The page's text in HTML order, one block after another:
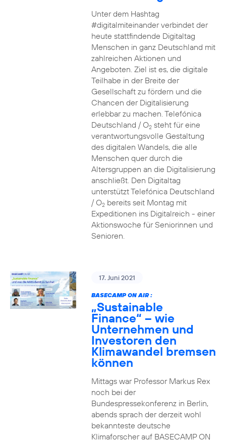
Unter dem Hashtag
#digitalmiteinander verbindet der
heute stattfindende Digitaltag
Menschen in ganz Deutschland mit
zahlreichen Aktionen und
Angeboten. Ziel ist es, die digitale
Teilhabe in der Breite der
Gesellschaft zu fördern und die
Chancen der Digitalisierung
erlebbar zu machen. Telefónica
Deutschland / O2steht für eine
verantwortungsvolle Gestaltung
des digitalen Wandels, die alle
Menschen quer durch die
Altersgruppen an die Digitalisierung
anschließt. Den Digitaltag
unterstützt Telefónica Deutschland
/ O2bereits seit Montag mit
Expeditionen ins Digitalreich - einer
Aktionswoche für Seniorinnen und
Senioren.
17. Juni 2021
BASECAMP ON AIR :
„Sustainable
Finance“ – wie
Unternehmen und
Investoren den
Klimawandel bremsen
können
Mittags war Professor Markus Rex
noch bei der
Bundespressekonferenz in Berlin,
abends sprach der derzeit wohl
bekannteste deutsche
Klimaforscher auf BASECAMP ON